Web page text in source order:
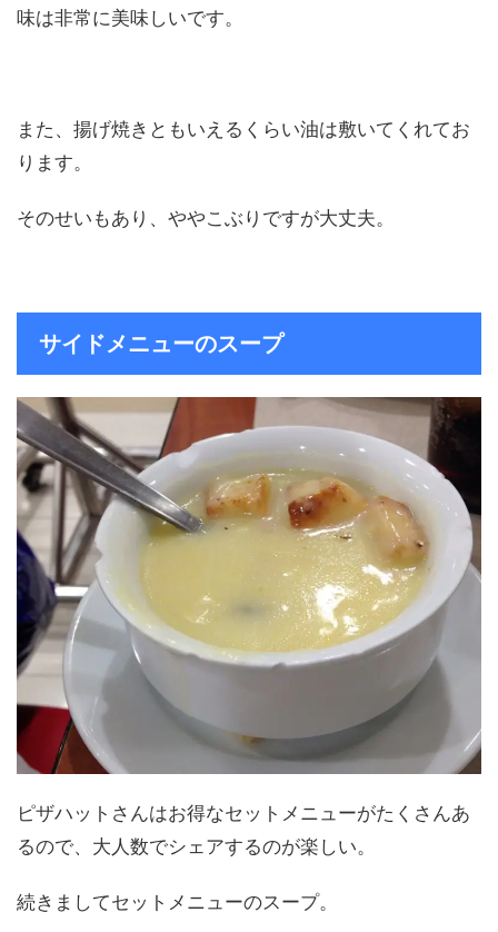
味は非常に美味しいです。
また、揚げ焼きともいえるくらい油は敷いてくれてお
ります。
そのせいもあり、ややこぶりですが大丈夫。
サイドメニューのスープ
ピザハットさんはお得なセットメニューがたくさんあ
るので、大人数でシェアするのが楽しい。
続きましてセットメニューのスープ。